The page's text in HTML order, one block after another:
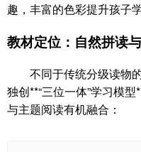
趣，丰富的色彩提升孩子
教材定位：自然拼读
不同于传统分级读物
独创**“三位一体”学习模
与主题阅读有机融合：